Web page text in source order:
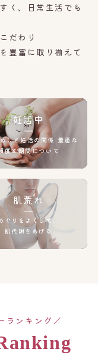
く、日常生活でも
だわり
豊富に取り揃えて
妊活中
しと妊活の関係 最適な
度と期間について
肌荒れ
ぐりをよくして、
肌代謝をあげる
ランキング／